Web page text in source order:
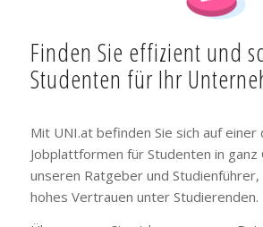
Finden Sie effizient und
Studenten für Ihr
Mit UNI.at befinden Sie sich auf
Jobplattformen für Studenten in ganz
unseren Ratgeber und
hohes Vertrauen unter Studierenden.